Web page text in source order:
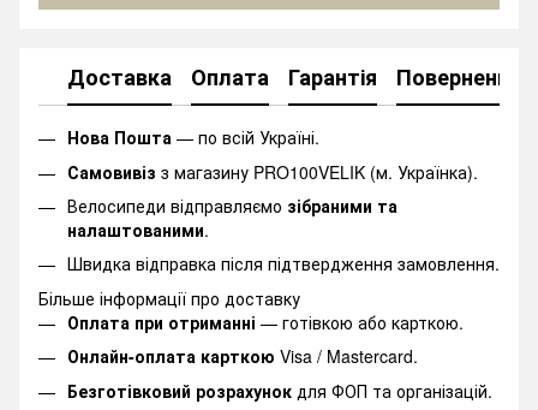
Доставка Оплата Гарантія Повернення
Нова Пошта — по всій Україні.
Самовивіз з магазину PRO100VELIK (м. Українка).
Велосипеди відправляємо зібраними та
налаштованими.
Швидка відправка після підтвердження замовлення.
Більше інформації про доставку
Оплата при отриманні — готівкою або карткою.
Онлайн-оплата карткою Visa / Mastercard.
Безготівковий розрахунок для ФОП та організацій.